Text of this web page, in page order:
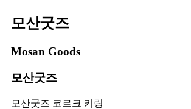
모산굿즈
Mosan Goods
모산굿즈
모산굿즈 코르크 키링